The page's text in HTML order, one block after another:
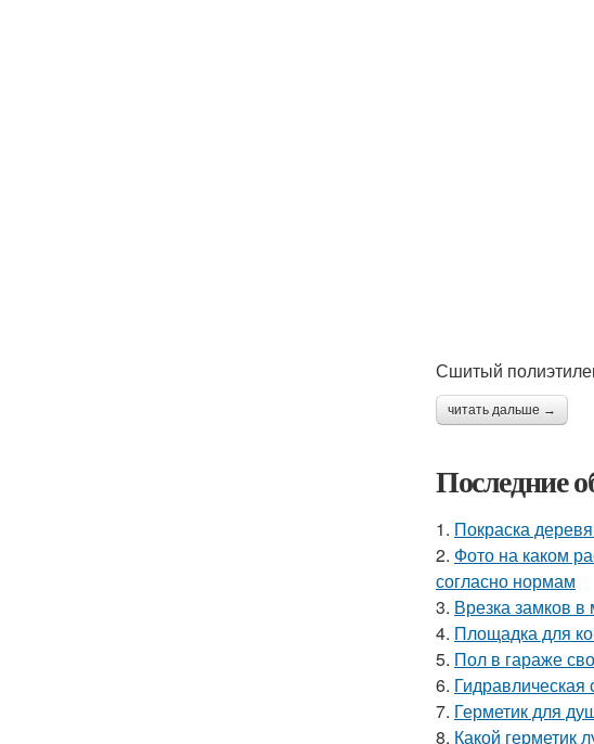
Сшитый
читать дальше →
Последние
1. Покраска
2. Фото на каком
согласно нормам
3. Врезка замков
4. Площадка для
5. Пол в гараже
6.
7. Герметик для
8. Какой герметик